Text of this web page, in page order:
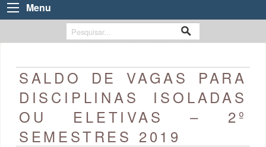
Menu
SALDO DE VAGAS PARA
DISCIPLINAS ISOLADAS
OU ELETIVAS – 2º
SEMESTRES 2019